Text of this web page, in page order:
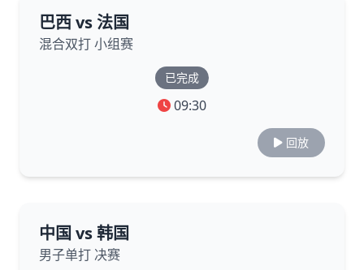
巴西 vs 法国
混合双打 小组赛
已完成
09:30
回放
中国 vs 韩国
男子单打 决赛